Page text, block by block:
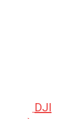
DJI